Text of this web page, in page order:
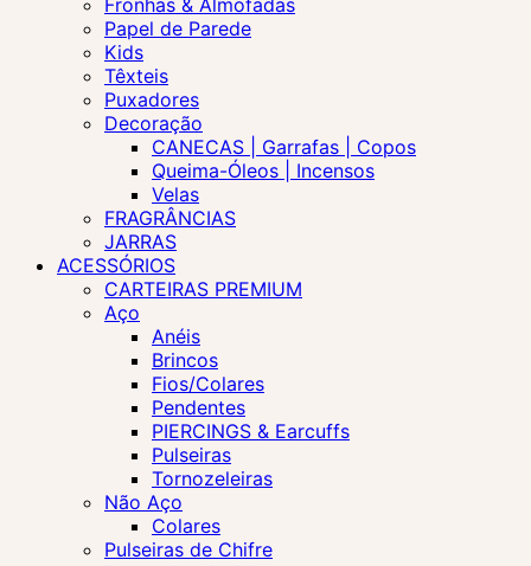
Fronhas & Almofadas
Papel de Parede
Kids
Têxteis
Puxadores
Decoração
CANECAS | Garrafas | Copos
Queima-Óleos | Incensos
Velas
FRAGRÂNCIAS
JARRAS
ACESSÓRIOS
CARTEIRAS PREMIUM
Aço
Anéis
Brincos
Fios/Colares
Pendentes
PIERCINGS & Earcuffs
Pulseiras
Tornozeleiras
Não Aço
Colares
Pulseiras de Chifre